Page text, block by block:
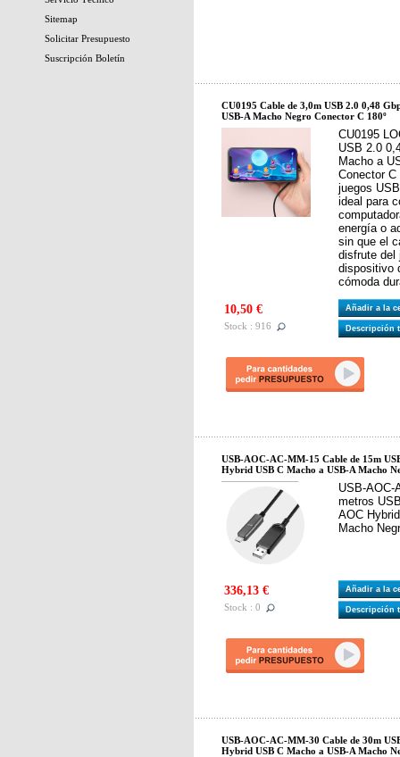
Sitemap
Solicitar Presupuesto
Suscripción Boletín
CU0195 Cable de 3,0m USB 2.0 0,48
USB-A Macho Negro Conector C 180º
CU0195
USB 2.0
Macho a
Conector C
juegos
ideal para
energía o
sin que el
disfrute del
dispositivo
cómoda
10,50 €
Stock : 916
Añadir a la
Descripción
USB-AOC-AC-MM-15 Cable de 15m
Hybrid USB C Macho a USB-A Macho
USB-AOC-
metros
AOC
Macho
336,13 €
Stock : 0
Añadir a la
Descripción
USB-AOC-AC-MM-30 Cable de 30m
Hybrid USB C Macho a USB-A Macho